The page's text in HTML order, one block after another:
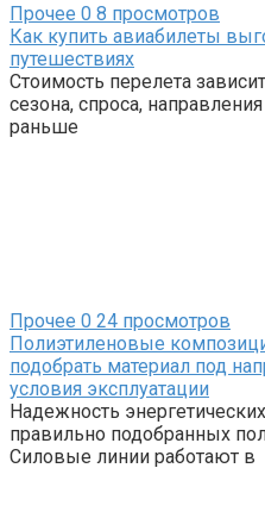
Прочее 0 8 просмотров
Как купить авиабилеты
путешествиях
Стоимость перелета
сезона, спроса,
раньше
Прочее 0 24 просмотров
Полиэтиленовые
подобрать материал под
условия эксплуатации
Надежность
правильно подобранных
Силовые линии работают в